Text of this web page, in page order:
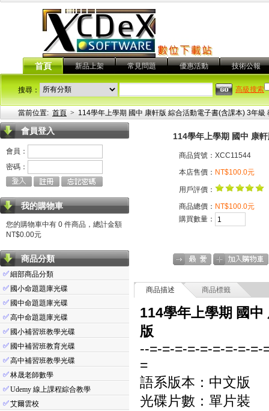
首頁 新品上架 常見問題 優惠活動 技術公報
搜尋： 高級搜索
當前位置: 首頁 > 114學年上學期 國中 康軒版 綜合活動電子書(含課本) 3年級
會員登入
會員：
密碼：
我的購物車
您的購物車中有 0 件商品，總計金額
NT$0.00元
商品分類
✅細部商品分類
✅ 國小命題題庫光碟
✅ 國中命題題庫光碟
✅高中命題題庫光碟
✅ 國小補習班教學光碟
✅ 國中補習班教育光碟
✅高中補習班教學光碟
✅林晟老師數學
✅Udemy 線上課程綜合教學
✅艾爾雲校
114學年上學期 國中 康
商品貨號：XCC11544
本店售價： NT$100.0元
用戶評價：
商品總價： NT$100.0元
購買數量：
商品描述 商品標籤
114學年上學期 國
版
--=-=-=-=-=-=-=-=-=-
=
語系版本：中文版
光碟片數：單片裝